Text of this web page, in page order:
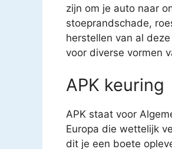
zijn om je auto naar
stoeprandschade,
herstellen van al
voor diverse vormen
APK keuring
APK staat voor
Europa die wettelijk
dit je een boete